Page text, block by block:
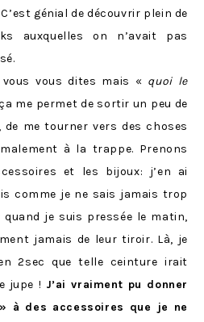
génial de découvrir plein de
auxquelles on n’avait pas
vous dites mais « quoi le
me permet de sortir un peu de
me tourner vers des choses
à la trappe. Prenons
et les bijoux: j’en ai
comme je ne sais jamais trop
je suis pressée le matin,
jamais de leur tiroir. Là, je
2sec que telle ceinture irait
jupe ! J’ai vraiment pu donner
à des accessoires que je ne